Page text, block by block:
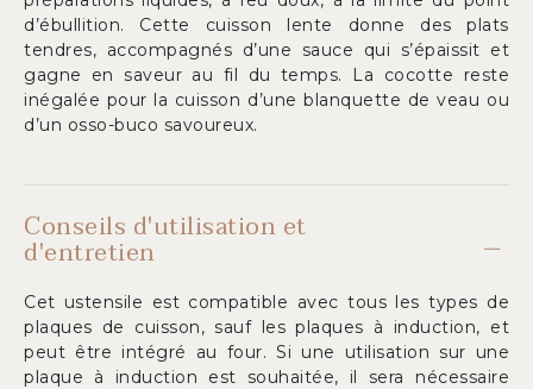
d’ébullition. Cette cuisson lente donne des plats
tendres, accompagnés d’une sauce qui s’épaissit et
gagne en saveur au fil du temps. La cocotte reste
inégalée pour la cuisson d’une blanquette de veau ou
d’un osso-buco savoureux.
Conseils d'utilisation et
d'entretien
Cet ustensile est compatible avec tous les types de
plaques de cuisson, sauf les plaques à induction, et
peut être intégré au four. Si une utilisation sur une
plaque à induction est souhaitée, il sera nécessaire